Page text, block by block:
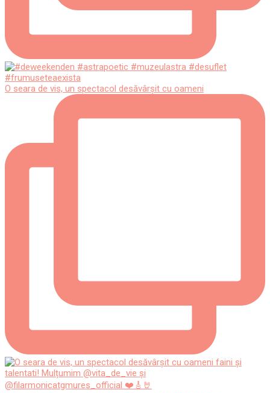
O seara de vis, un spectacol desăvârșit cu oameni